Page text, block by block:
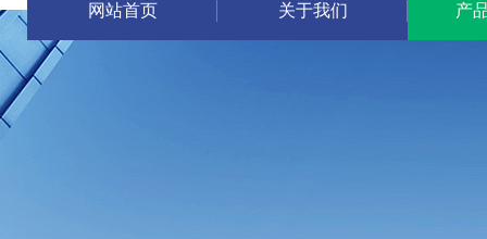
网站首页 关于我们 产